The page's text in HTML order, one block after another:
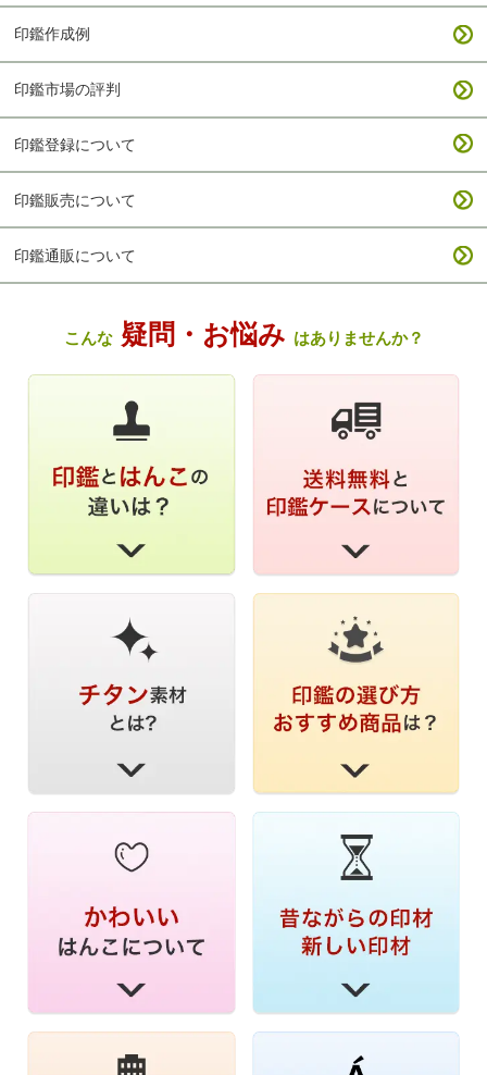
印鑑作成例
印鑑市場の評判
印鑑登録について
印鑑販売について
印鑑通販について
こんな疑問・お悩み はありませんか？